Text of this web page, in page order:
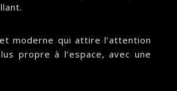
moderne qui attire l’attention
propre à l’espace, avec une